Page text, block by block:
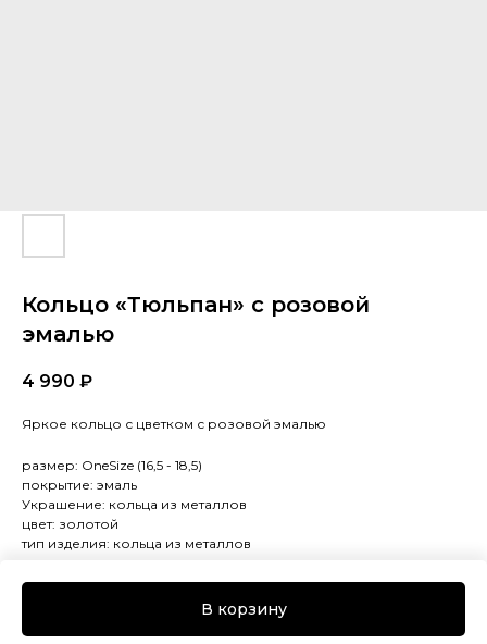
Кольцо «Тюльпан» с розовой
эмалью
4 990 ₽
В корзину
Яркое кольцо с цветком с розовой эмалью
размер: OneSize (16,5 - 18,5)
покрытие: эмаль
Украшение: кольца из металлов
цвет: золотой
тип изделия: кольца из металлов
вставка: жемчуг